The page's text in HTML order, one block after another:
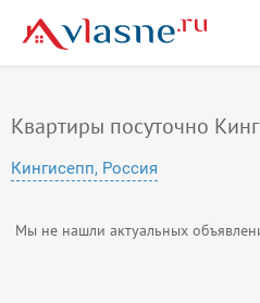
Квартиры посуточно
Кингисепп, Россия
Мы не нашли актуальных